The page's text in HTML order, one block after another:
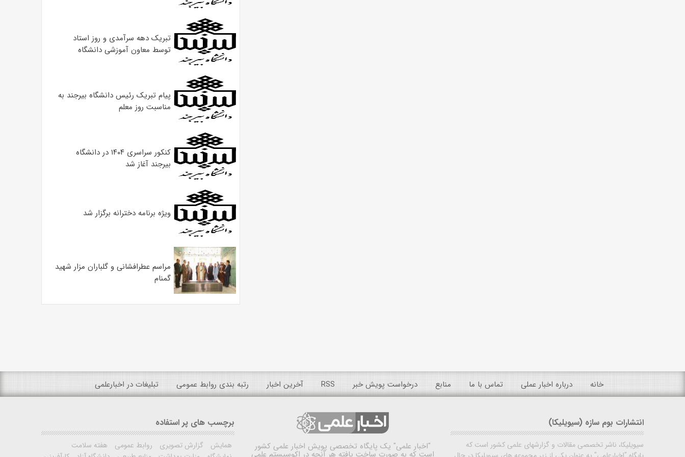
تبریک دهه سرآمدی و روز استاد
توسط معاون آموزشی دانشگاه
پیام تبریک رئیس دانشگاه بیرجند به
مناسبت روز معلم
کنکور سراسری ۱۴۰۴ در دانشگاه
بیرجند آغاز شد
ویژه برنامه دخترانه برگزار شد
مراسم عطرافشانی و گلباران مزار شهید
گمنام
خانه درباره اخبار عملی تماس با ما منابع درخواست پویش خبر RSS آخرین اخبار رتبه بندی روابط عمومی تبلیغات در اخبارعلمی
انتشارات بوم سازه (سیویلیکا)
سیویلیکا، ناشر تخصصی مقالات و گزارشهای علمی کشور است که
"اخبار علمی" یک پایگاه تخصصی پویش اخبار علمی کشور
است که به صورت ساخت یافته هر آنچه در اکوسیستم علمی
برچسب های پر استفاده
همایش گزارش تصویری روابط عمومی
هفته سلامت